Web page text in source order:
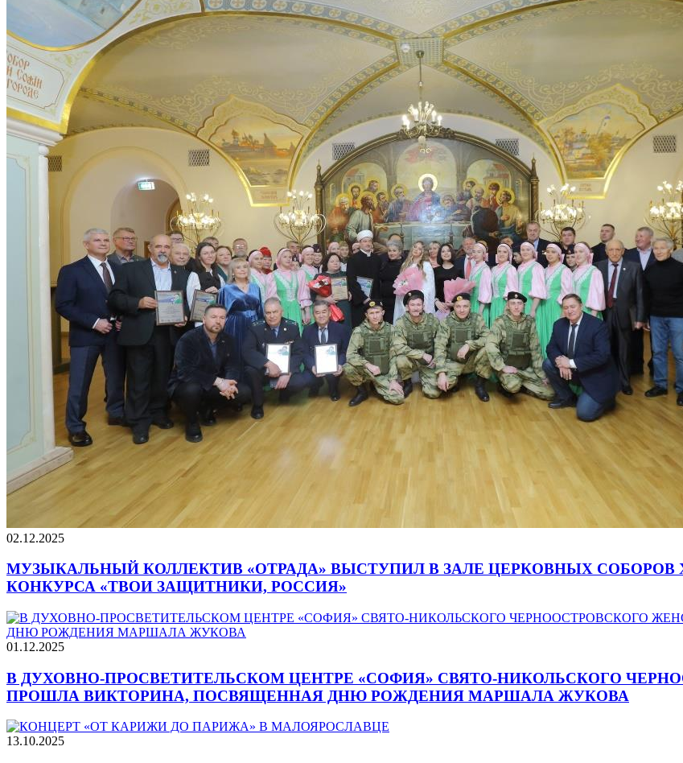
02.12.2025
МУЗЫКАЛЬНЫЙ КОЛЛЕКТИВ «ОТРАДА» ВЫСТУПИЛ В ЗАЛЕ ЦЕРКОВНЫХ
КОНКУРСА «ТВОИ ЗАЩИТНИКИ, РОССИЯ»
01.12.2025
В ДУХОВНО-ПРОСВЕТИТЕЛЬСКОМ ЦЕНТРЕ «СОФИЯ» СВЯТО-НИКОЛЬСКОГО
ПРОШЛА ВИКТОРИНА, ПОСВЯЩЕННАЯ ДНЮ РОЖДЕНИЯ МАРШАЛА ЖУКОВА
13.10.2025